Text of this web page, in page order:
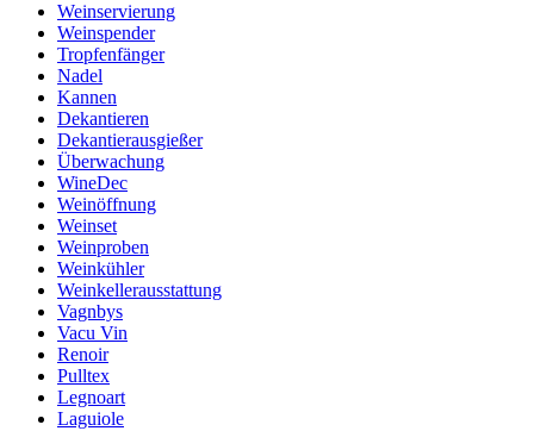
Abmessungen (BxHxT cm)
Gewicht (kg)1
Höhe (cm)
Breite (cm)
Tiefe (cm)19
wine accessories
Status When Soldout
Weinservierung
Weinspender
Tropfenfänger
Nadel
Kannen
Dekantieren
Dekantierausgießer
Überwachung
WineDec
Weinöffnung
Weinset
Weinproben
Weinkühler
Weinkellerausstattung
Vagnbys
Vacu Vin
Renoir
Pulltex
Legnoart
Laguiole